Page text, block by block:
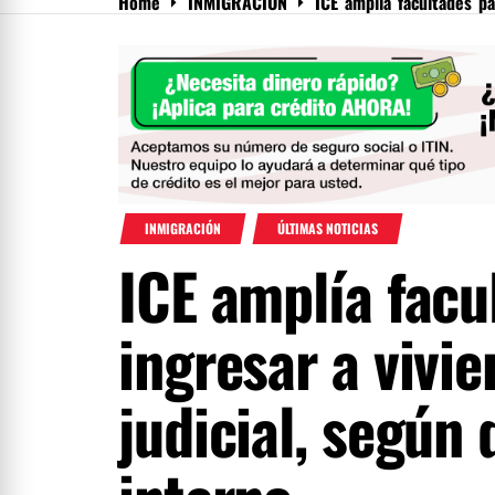
Menu
INMIGRACIÓN ÚLTIMAS NOTICIAS
ICE amplía
ingresar a
judicial, según